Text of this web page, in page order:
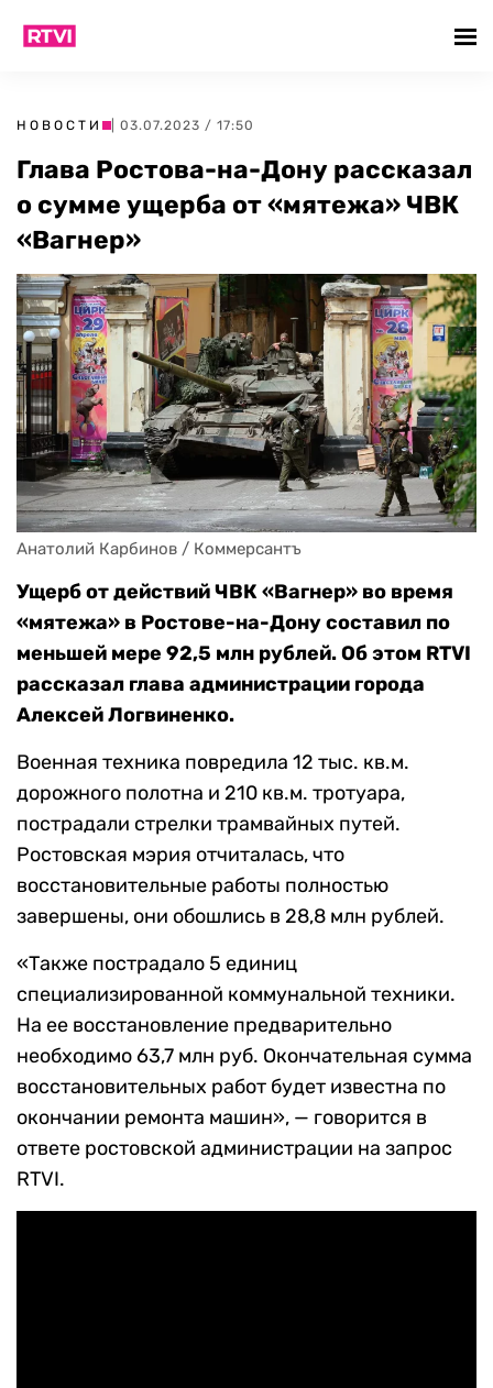
НОВОСТИ | 03.07.2023 / 17:50
Глава Ростова-на-Дону рассказал
о сумме ущерба от «мятежа» ЧВК
«Вагнер»
Анатолий Карбинов / Коммерсантъ
Ущерб от действий ЧВК «Вагнер» во время
«мятежа» в Ростове-на-Дону составил по
меньшей мере 92,5 млн рублей. Об этом RTVI
рассказал глава администрации города
Алексей Логвиненко.
Военная техника повредила 12 тыс. кв.м.
дорожного полотна и 210 кв.м. тротуара,
пострадали стрелки трамвайных путей.
Ростовская мэрия отчиталась, что
восстановительные работы полностью
завершены, они обошлись в 28,8 млн рублей.
«Также пострадало 5 единиц
специализированной коммунальной техники.
На ее восстановление предварительно
необходимо 63,7 млн руб. Окончательная сумма
восстановительных работ будет известна по
окончании ремонта машин», — говорится в
ответе ростовской администрации на запрос
RTVI.